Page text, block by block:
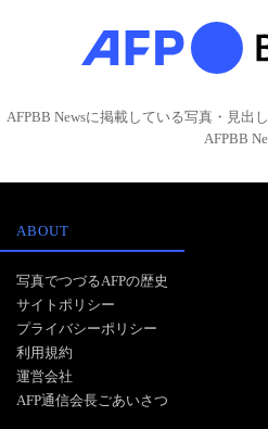
AFPBB Newsに掲載している写真・見出
AFPBB
ABOUT
写真でつづるAFPの歴史
サイトポリシー
プライバシーポリシー
利用規約
運営会社
AFP通信会長ごあいさつ